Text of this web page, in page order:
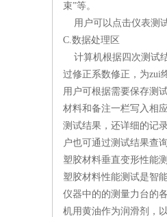
束”等。
用户可以点击仪表测
C.数据处理区
计算机根据四次测试
过修正系数修正，为zui
用户可根据需要保存测
材料和备注一栏写入相
测试结果，还详细的记
户也可通过测试结果查
塑胶材料垂直变形性能
塑胶材料性能测试是智
仪器中的的测量力台的
机用黄油作为润滑剂，